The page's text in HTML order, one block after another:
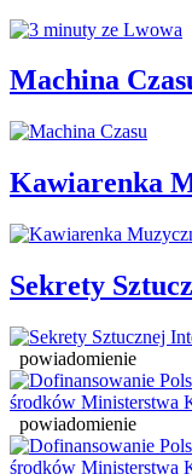
Machina
Kawiarenka
Sekrety
powiadomienie
powiadomienie